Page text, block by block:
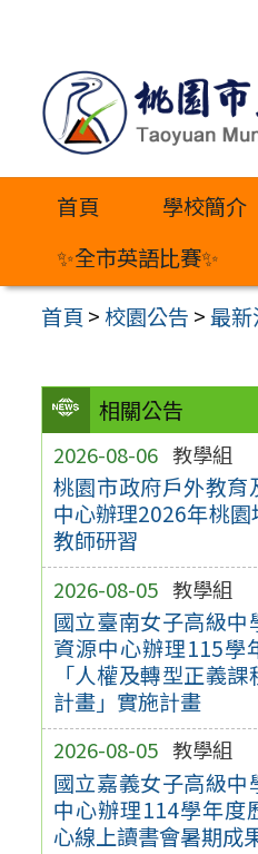
內
首頁 學校簡介
✨全市英語比賽✨
首頁 >校園公告 >最
相關公告
2026-08-06 教學組
桃園市政府戶外教育
中心辦理2026年桃
教師研習
2026-08-05 教學組
國立臺南女子高級中
資源中心辦理115學
「人權及轉型正義
計畫」實施計畫
2026-08-05 教學組
國立嘉義女子高級中
中心辦理114學年度
心線上讀書會暑期成